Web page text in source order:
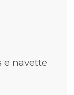
e navette